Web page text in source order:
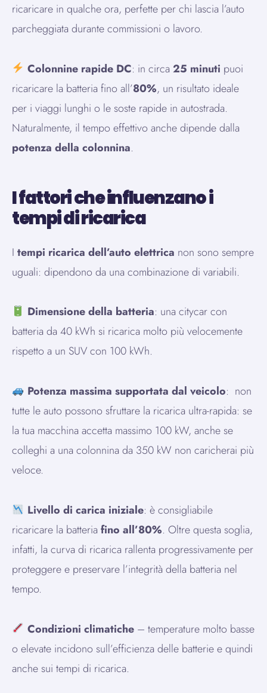
ricaricare in qualche ora, perfette per chi lascia l’auto
parcheggiata durante commissioni o lavoro.
Colonnine rapide DC: in circa25 minuti puoi
ricaricare la batteria fino all’80%, un risultato ideale
per i viaggi lunghi o le soste rapide in autostrada.
Naturalmente, il tempo effettivo anche dipende dalla
potenza della colonnina.
I fattori che influenzano i
tempi di ricarica
I tempi ricarica dell’auto elettrica non sono sempre
uguali: dipendono da una combinazione di variabili.
Dimensione della batteria: una citycar con
batteria da 40 kWh si ricarica molto più velocemente
rispetto a un SUV con 100 kWh.
Potenza massima supportata dal veicolo: non
tutte le auto possono sfruttare la ricarica ultra-rapida: se
la tua macchina accetta massimo 100 kW, anche se
colleghi a una colonnina da 350 kW non caricherai più
veloce.
Livello di carica iniziale: è consigliabile
ricaricare la batteriafino all’80%. Oltre questa soglia,
infatti, la curva di ricarica rallenta progressivamente per
proteggere e preservare l’integrità della batteria nel
tempo.
Condizioni climatiche– temperature molto basse
o elevate incidono sull’efficienza delle batterie e quindi
anche sui tempi di ricarica.